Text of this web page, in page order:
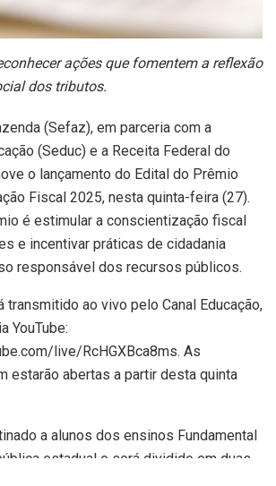
ações que fomentem a reflexão
dos tributos.
(Sefaz), em parceria com a
(Seduc) e a Receita Federal do
o lançamento do Edital do Prêmio
Fiscal 2025, nesta quinta-feira (27).
é estimular a conscientização fiscal
e incentivar práticas de cidadania
responsável dos recursos públicos.
transmitido ao vivo pelo Canal Educação,
YouTube:
live/RcHGXBca8ms. As
estarão abertas a partir desta quinta
a alunos dos ensinos Fundamental
estadual e será dividido em duas